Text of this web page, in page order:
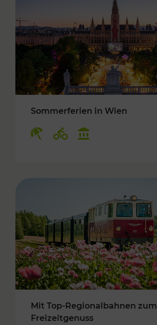
Sommerferien in Wien
Mit Top-Regionalbahnen zum
Freizeitgenuss